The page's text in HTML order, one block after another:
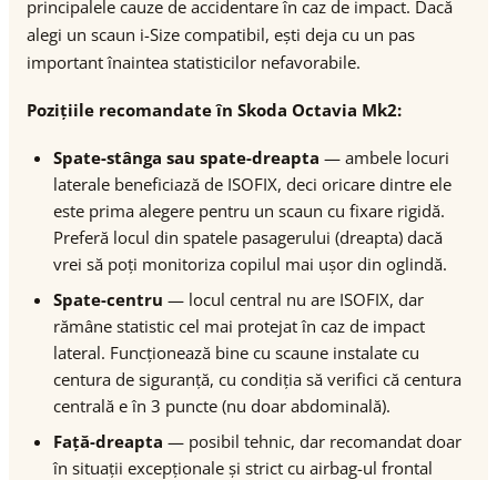
principalele cauze de accidentare în caz de impact. Dacă
alegi un scaun i-Size compatibil, ești deja cu un pas
important înaintea statisticilor nefavorabile.
Pozițiile recomandate în Skoda Octavia Mk2:
Spate-stânga sau spate-dreapta — ambele locuri
laterale beneficiază de ISOFIX, deci oricare dintre ele
este prima alegere pentru un scaun cu fixare rigidă.
Preferă locul din spatele pasagerului (dreapta) dacă
vrei să poți monitoriza copilul mai ușor din oglindă.
Spate-centru — locul central nu are ISOFIX, dar
rămâne statistic cel mai protejat în caz de impact
lateral. Funcționează bine cu scaune instalate cu
centura de siguranță, cu condiția să verifici că centura
centrală e în 3 puncte (nu doar abdominală).
Față-dreapta — posibil tehnic, dar recomandat doar
în situații excepționale și strict cu airbag-ul frontal